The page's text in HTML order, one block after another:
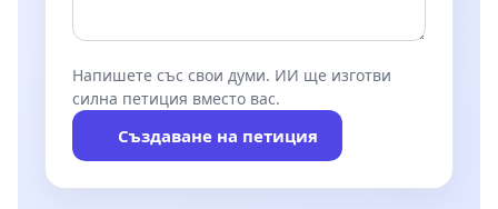
авторски екип на ПРЕДЛОЖЕНИЕТО
Как да се включите?
Напишете със свои думи. ИИ ще изготви
силна петиция вместо вас.
Създаване на петиция